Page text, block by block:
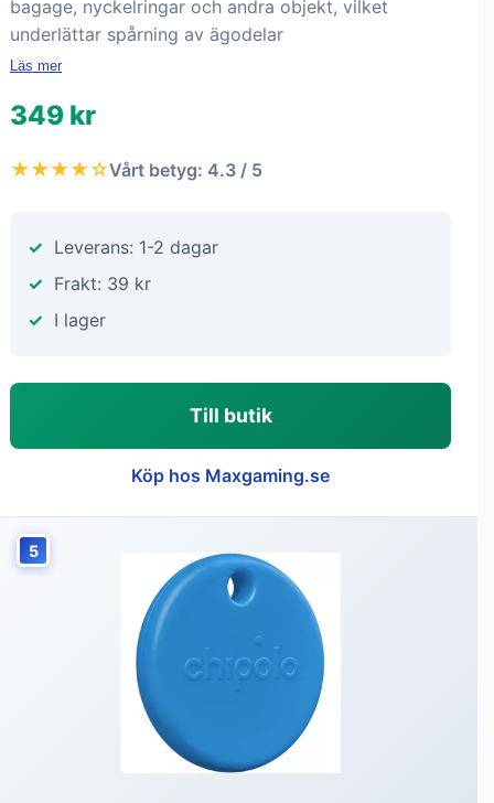
bagage, nyckelringar och andra objekt, vilket
underlättar spårning av ägodelar
Läs mer
349 kr
★★★★☆Vårt betyg: 4.3 / 5
Leverans: 1-2 dagar
Frakt: 39 kr
I lager
Till butik
Köp hos Maxgaming.se
5